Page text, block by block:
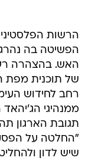
הרשות
הפשיטה בה
האש. בהצהרה
של תוכנית מפת
רחב לחידוש
ממנהיגי
תגובת הארגון
"החלטה על
שיש לדון